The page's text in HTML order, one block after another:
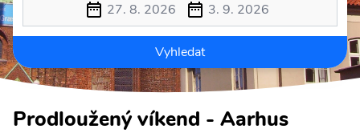
27. 8. 2026 3. 9. 2026
Vyhledat
Prodloužený víkend - Aarhus